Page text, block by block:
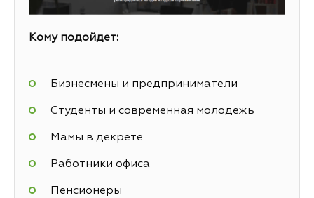
Кому подойдет:
Бизнесмены и предприниматели
Студенты и современная молодежь
Мамы в декрете
Работники офиса
Пенсионеры